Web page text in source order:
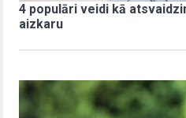
4 populāri veidi kā
aizkaru